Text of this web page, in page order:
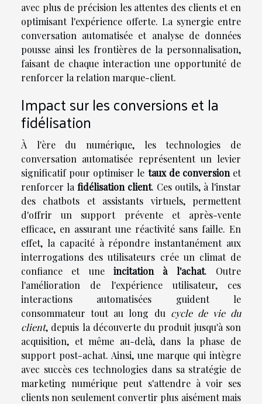
avec plus de précision les attentes des clients et en
optimisant l'expérience offerte. La synergie entre
conversation automatisée et analyse de données
pousse ainsi les frontières de la personnalisation,
faisant de chaque interaction une opportunité de
renforcer la relation marque-client.
Impact sur les conversions et la
fidélisation
À l'ère du numérique, les technologies de
conversation automatisée représentent un levier
significatif pour optimiser le taux de conversionet
renforcer la fidélisation client. Ces outils, à l'instar
des chatbots et assistants virtuels, permettent
d'offrir un support prévente et après-vente
efficace, en assurant une réactivité sans faille. En
effet, la capacité à répondre instantanément aux
interrogations des utilisateurs crée un climat de
confiance et une incitation à l'achat. Outre
l'amélioration de l'expérience utilisateur, ces
interactions automatisées guident le
consommateur tout au long du cycle de vie du
client, depuis la découverte du produit jusqu'à son
acquisition, et même au-delà, dans la phase de
support post-achat. Ainsi, une marque qui intègre
avec succès ces technologies dans sa stratégie de
marketing numérique peut s'attendre à voir ses
clients non seulement convertir plus aisément mais